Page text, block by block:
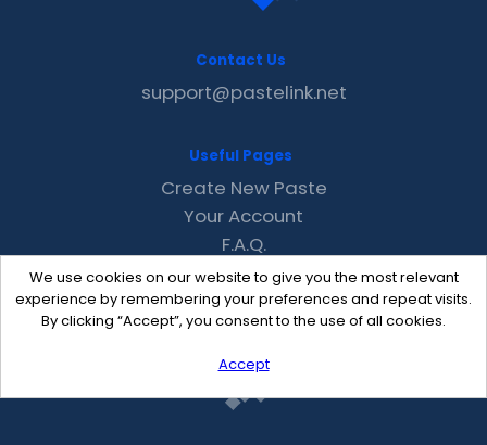
We use cookies on our website to give you the most relevant
experience by remembering your preferences and repeat visits.
By clicking “Accept”, you consent to the use of all cookies.
Accept
Contact Us
support@pastelink.net
Useful Pages
Create New Paste
Your Account
F.A.Q.
Recent
Contact